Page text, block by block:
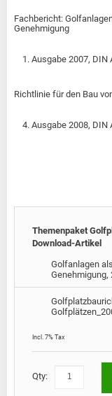
Fachbericht:
Genehmigung
1. Ausgabe 2007, DIN
Richtlinie für den Bau
4. Ausgabe 2008, DIN
Themenpaket
Download-Artikel
Golfanlagen
Genehmigung,
Incl. 7% Tax
Qty: